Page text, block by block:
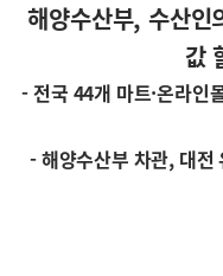
해양수산부, 수산
값
- 전국 44개 마트·온라인
- 해양수산부 차관, 대전